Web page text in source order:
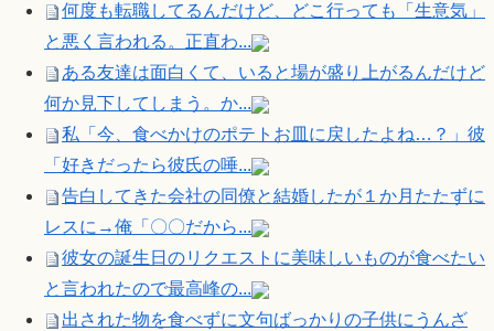
何度も転職してるんだけど、どこ行っても「生意気」
と悪く言われる。正直わ...
ある友達は面白くて、いると場が盛り上がるんだけど
何か見下してしまう。か...
私「今、食べかけのポテトお皿に戻したよね…？」彼
「好きだったら彼氏の唾...
告白してきた会社の同僚と結婚したが１か月たたずに
レスに→俺「〇〇だから...
彼女の誕生日のリクエストに美味しいものが食べたい
と言われたので最高峰の...
出された物を食べずに文句ばっかりの子供にうんざ